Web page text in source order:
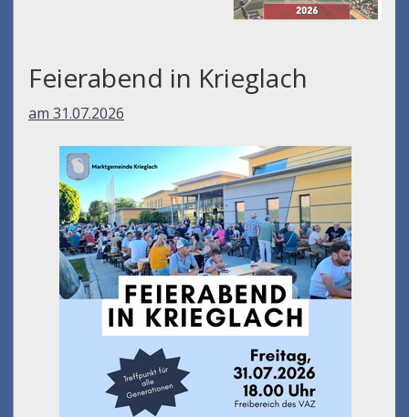
Feierabend in Krieglach
am 31.07.2026